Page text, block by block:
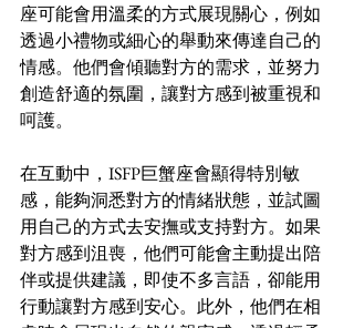
座可能會用溫柔的方式展現關心，例如
透過小禮物或細心的舉動來傳達自己的
情感。他們會傾聽對方的需求，並努力
創造舒適的氛圍，讓對方感到被重視和
呵護。
在互動中，ISFP巨蟹座會顯得特別敏
感，能夠洞悉對方的情緒狀態，並試圖
用自己的方式去安撫或支持對方。如果
對方感到沮喪，他們可能會主動提出陪
伴或提供建議，即使不多言語，卻能用
行動讓對方感到安心。此外，他們在相